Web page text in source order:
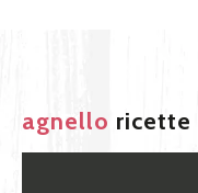
agnello ricette